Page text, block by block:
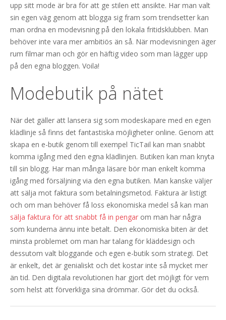
upp sitt mode är bra för att ge stilen ett ansikte. Har man valt
sin egen väg genom att blogga sig fram som trendsetter kan
man ordna en modevisning på den lokala fritidsklubben. Man
behöver inte vara mer ambitiös än så. När modevisningen äger
rum filmar man och gör en häftig video som man lägger upp
på den egna bloggen. Voila!
Modebutik på nätet
När det gäller att lansera sig som modeskapare med en egen
klädlinje så finns det fantastiska möjligheter online. Genom att
skapa en e-butik genom till exempel TicTail kan man snabbt
komma igång med den egna klädlinjen. Butiken kan man knyta
till sin blogg. Har man många läsare bör man enkelt komma
igång med försäljning via den egna butiken. Man kanske väljer
att sälja mot faktura som betalningsmetod. Faktura är listigt
och om man behöver få loss ekonomiska medel så kan man
sälja faktura för att snabbt få in pengar om man har några
som kunderna ännu inte betalt. Den ekonomiska biten är det
minsta problemet om man har talang för kläddesign och
dessutom valt bloggande och egen e-butik som strategi. Det
är enkelt, det är genialiskt och det kostar inte så mycket mer
än tid. Den digitala revolutionen har gjort det möjligt för vem
som helst att förverkliga sina drömmar. Gör det du också.